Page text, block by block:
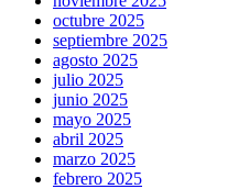
octubre 2025
septiembre 2025
agosto 2025
julio 2025
junio 2025
mayo 2025
abril 2025
marzo 2025
febrero 2025